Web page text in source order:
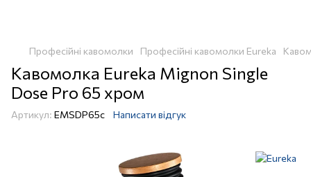
Професійні кавомолки Професійні кавомолки Eureka
Кавомолка Eureka Mignon Single
Dose Pro 65 хром
Артикул: EMSDP65c Написати відгук